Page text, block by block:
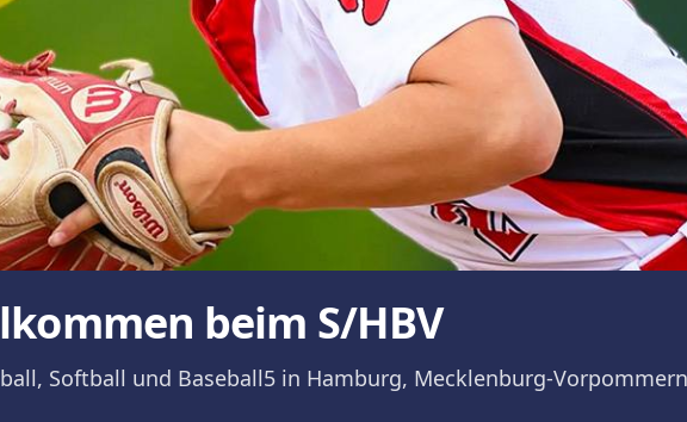
beim S/HBV
Softball und Baseball5 in Hamburg, Mecklenburg-